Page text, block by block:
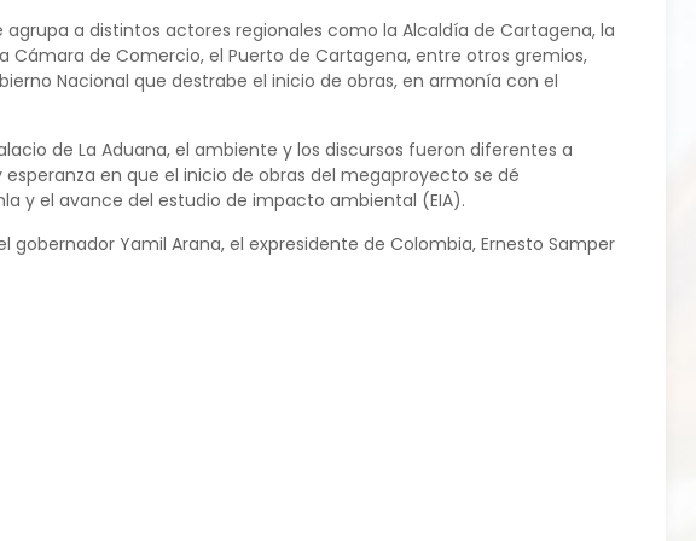
a distintos actores regionales como la Alcaldía de Cartagena, la
Cámara de Comercio, el Puerto de Cartagena, entre otros gremios,
Nacional que destrabe el inicio de obras, en armonía con el
de La Aduana, el ambiente y los discursos fueron diferentes a
en que el inicio de obras del megaproyecto se dé
y el avance del estudio de impacto ambiental (EIA).
Yamil Arana, el expresidente de Colombia, Ernesto Samper